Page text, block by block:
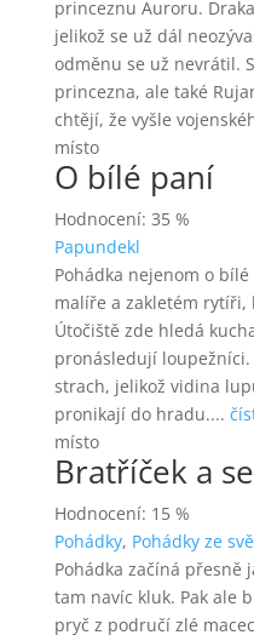
princeznu Auroru.
jelikož se už dál
odměnu se už nevrátil.
princezna, ale také
chtějí, že vyšle
místo
O bílé paní
Hodnocení: 35 %
Papundekl
Pohádka nejenom o
malíře a zakletém
Útočiště zde hledá
pronásledují
strach, jelikož vidina
pronikají do hradu....
místo
Bratříček a
Hodnocení: 15 %
Pohádky, Pohádky ze
Pohádka začíná přesně
tam navíc kluk. Pak ale
pryč z područí zlé